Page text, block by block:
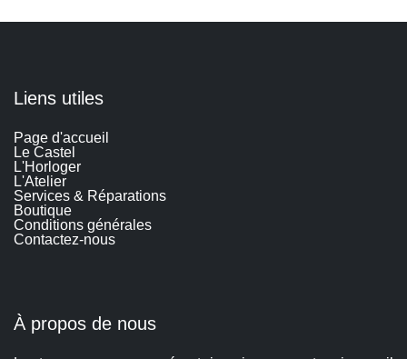
Liens utiles
Page d'accueil
Le Castel
L'Horloger
L'Atelier
Services & Réparations
Boutique
Conditions générales
Contactez-nous​
À propos de nous